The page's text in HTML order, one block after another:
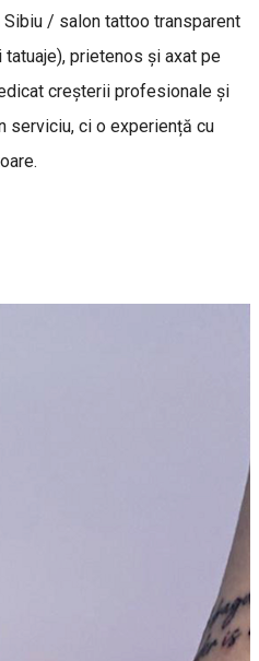
/ salon tattoo transparent
prietenos și axat pe
creșterii profesionale și
serviciu, ci o experiență cu